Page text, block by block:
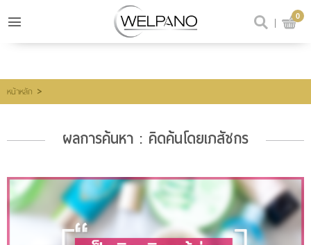
@welpano
สินค้า
ขั้นตอนการสั่งซื้อ
0
หน้าหลัก >
ผลการค้นหา : คิดค้นโดยเภสัชกร